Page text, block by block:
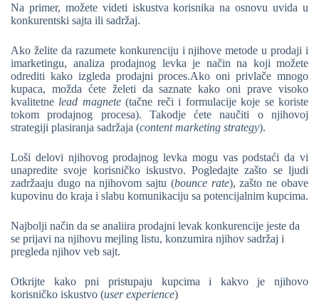
Na primer, možete videti iskustva korisnika na osnovu uvida u
konkurentski sajta ili sadržaj.
Ako želite da razumete konkurenciju i njihove metode u prodaji i
imarketingu, analiza prodajnog levka je način na koji možete
odrediti kako izgleda prodajni proces.Ako oni privlače mnogo
kupaca, možda ćete želeti da saznate kako oni prave visoko
kvalitetne lead magnete(tačne reči i formulacije koje se koriste
tokom prodajnog procesa). Takodje ćete naučiti o njihovoj
strategiji plasiranja sadržaja (content marketing strategy).
Loši delovi njihovog prodajnog levka mogu vas podstaći da vi
unapredite svoje korisničko iskustvo. Pogledajte zašto se ljudi
zadržaaju dugo na njihovom sajtu (bounce rate), zašto ne obave
kupovinu do kraja i slabu komunikaciju sa potencijalnim kupcima.
Najbolji način da se analiira prodajni levak konkurencije jeste da
se prijavi na njihovu mejling listu, konzumira njihov sadržaj i
pregleda njihov veb sajt.
Otkrijte kako pni pristupaju kupcima i kakvo je njihovo
korisničko iskustvo (user experience)